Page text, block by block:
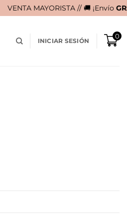
// 🚚 ¡EnvíoGRATISen compras
INICIAR SESIÓN
0